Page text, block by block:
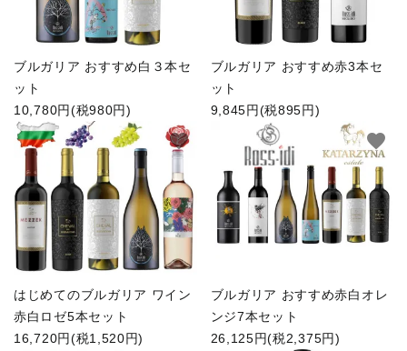
ブルガリア おすすめ白３本セ
ット
10,780円(税980円)
ブルガリア おすすめ赤3本セ
ット
9,845円(税895円)
はじめてのブルガリア ワイン
赤白ロゼ5本セット
16,720円(税1,520円)
favorite
ブルガリア おすすめ赤白オレ
ンジ7本セット
26,125円(税2,375円)
favorite